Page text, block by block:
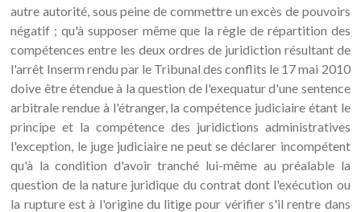
autre autorité, sous peine de commettre un excès de pouvoirs
négatif ; qu'à supposer même que la règle de répartition des
compétences entre les deux ordres de juridiction résultant de
l'arrêt Inserm rendu par le Tribunal des conflits le 17 mai 2010
doive être étendue à la question de l'exequatur d'une sentence
arbitrale rendue à l'étranger, la compétence judiciaire étant le
principe et la compétence des juridictions administratives
l'exception, le juge judiciaire ne peut se déclarer incompétent
qu'à la condition d'avoir tranché lui-même au préalable la
question de la nature juridique du contrat dont l'exécution ou
la rupture est à l'origine du litige pour vérifier s'il rentre dans